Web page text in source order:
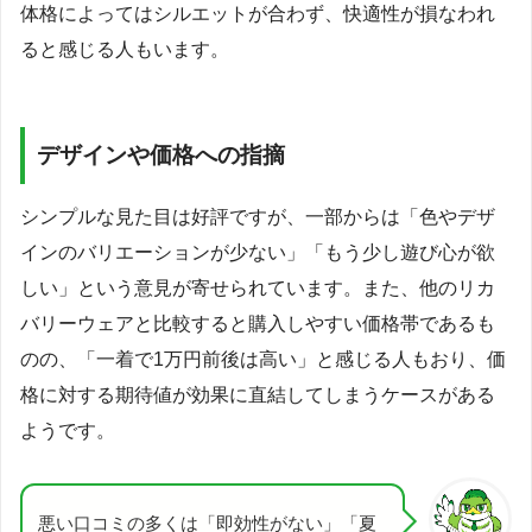
体格によってはシルエットが合わず、快適性が損なわれ
ると感じる人もいます。
デザインや価格への指摘
シンプルな見た目は好評ですが、一部からは「色やデザ
インのバリエーションが少ない」「もう少し遊び心が欲
しい」という意見が寄せられています。また、他のリカ
バリーウェアと比較すると購入しやすい価格帯であるも
のの、「一着で1万円前後は高い」と感じる人もおり、価
格に対する期待値が効果に直結してしまうケースがある
ようです。
悪い口コミの多くは「即効性がない」「夏